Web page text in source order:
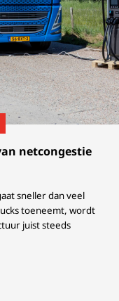
netcongestie
sneller dan veel
toeneemt, wordt
juist steeds